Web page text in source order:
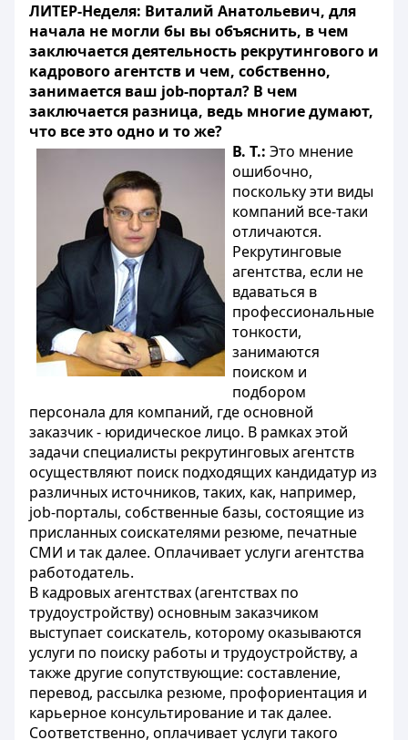
ЛИТЕР-Неделя: Виталий Анатольевич, для
начала не могли бы вы объяснить, в чем
заключается деятельность рекрутингового и
кадрового агентств и чем, собственно,
занимается ваш job-портал? В чем
заключается разница, ведь многие думают,
что все это одно и то же?
В. Т.: Это мнение
ошибочно,
поскольку эти виды
компаний все-таки
отличаются.
Рекрутинговые
агентства, если не
вдаваться в
профессиональные
тонкости,
занимаются
поиском и
подбором
персонала для компаний, где основной
заказчик - юридическое лицо. В рамках этой
задачи специалисты рекрутинговых агентств
осуществляют поиск подходящих кандидатур из
различных источников, таких, как, например,
job-порталы, собственные базы, состоящие из
присланных соискателями резюме, печатные
СМИ и так далее. Оплачивает услуги агентства
работодатель.
В кадровых агентствах (агентствах по
трудоустройству) основным заказчиком
выступает соискатель, которому оказываются
услуги по поиску работы и трудоустройству, а
также другие сопутствующие: составление,
перевод, рассылка резюме, профориентация и
карьерное консультирование и так далее.
Соответственно, оплачивает услуги такого